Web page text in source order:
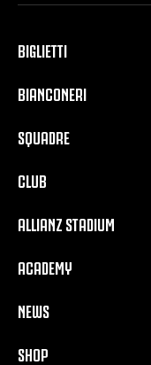
BIGLIETTI
BIANCONERI
SQUADRE
CLUB
ALLIANZ STADIUM
ACADEMY
NEWS
SHOP